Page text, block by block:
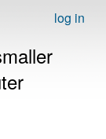
log in